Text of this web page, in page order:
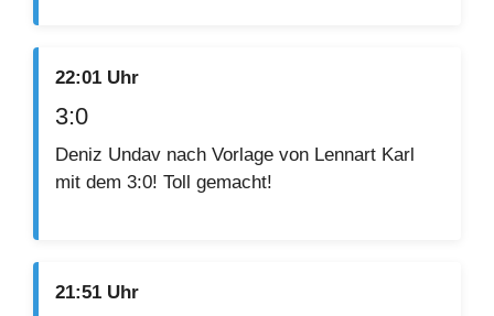
22:01 Uhr
3:0
Deniz Undav nach Vorlage von Lennart Karl
mit dem 3:0! Toll gemacht!
21:51 Uhr